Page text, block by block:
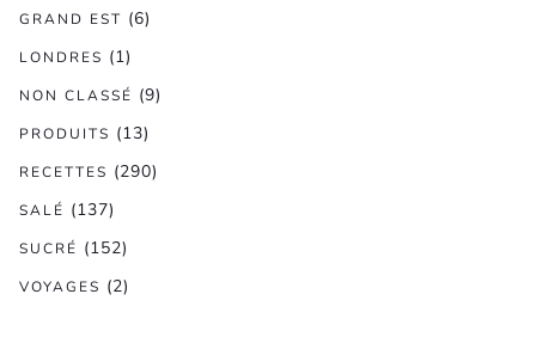
GRAND EST (6)
LONDRES (1)
NON CLASSÉ (9)
PRODUITS (13)
RECETTES (290)
SALÉ (137)
SUCRÉ (152)
VOYAGES (2)